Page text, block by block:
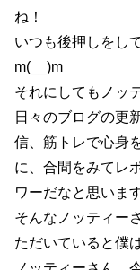
ね！
いつも後押しをし
m(__)m
それにしてもノッ
日々のブログの更
信、筋トレで心身
に、合間をみてレ
ワーだなと思います
そんなノッティー
ただいていると僕